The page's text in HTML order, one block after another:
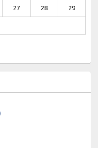
27 28 29